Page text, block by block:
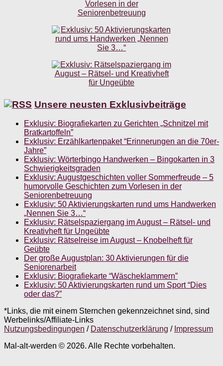
Unsere neusten Exklusivbeiträge
Exklusiv: Biografiekarten zu Gerichten „Schnitzel mit
Bratkartoffeln”
Exklusiv: Erzählkartenpaket “Erinnerungen an die 70er-
Jahre”
Exklusiv: Wörterbingo Handwerken – Bingokarten in 3
Schwierigkeitsgraden
Exklusiv: Augustgeschichten voller Sommerfreude – 5
humorvolle Geschichten zum Vorlesen in der
Seniorenbetreuung
Exklusiv: 50 Aktivierungskarten rund ums Handwerken
„Nennen Sie 3…“
Exklusiv: Rätselspaziergang im August – Rätsel- und
Kreativheft für Ungeübte
Exklusiv: Rätselreise im August – Knobelheft für
Geübte
Der große Augustplan: 30 Aktivierungen für die
Seniorenarbeit
Exklusiv: Biografiekarte “Wäscheklammern”
Exklusiv: 50 Aktivierungskarten rund um Sport “Dies
oder das?”
*Links, die mit einem Sternchen gekennzeichnet sind, sind
Werbelinks/Affiliate-Links
Nutzungsbedingungen / Datenschutzerklärung / Impressum
Mal-alt-werden © 2026. Alle Rechte vorbehalten.